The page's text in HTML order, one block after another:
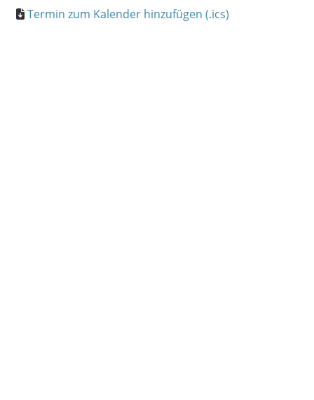
Termin zum Kalender hinzufügen (.ics)